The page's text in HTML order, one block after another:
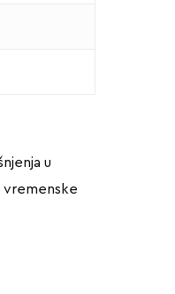
u
vremenske